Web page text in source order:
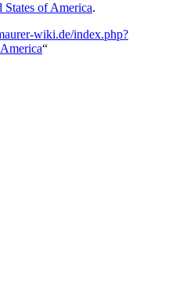
of America.
wiki.de/index.php?
“